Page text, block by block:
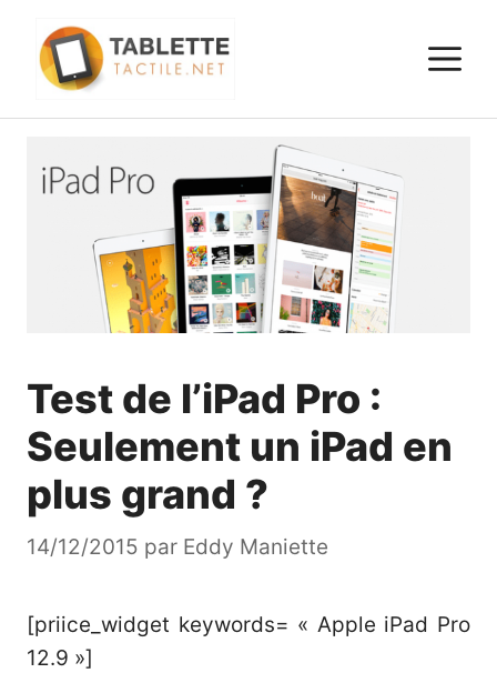
contenu
Test de l’iPad Pro :
Seulement un iPad en
plus grand ?
14/12/2015 par Eddy Maniette
[priice_widget keywords= « Apple iPad Pro
12.9 »]